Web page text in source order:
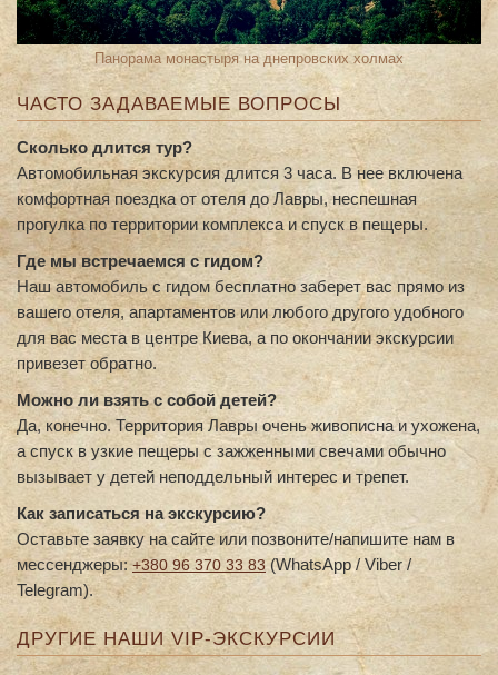
Панорама монастыря на днепровских холмах
ЧАСТО ЗАДАВАЕМЫЕ ВОПРОСЫ
Сколько длится тур?
Автомобильная экскурсия длится 3 часа. В нее включена
комфортная поездка от отеля до Лавры, неспешная
прогулка по территории комплекса и спуск в пещеры.
Где мы встречаемся с гидом?
Наш автомобиль с гидом бесплатно заберет вас прямо из
вашего отеля, апартаментов или любого другого удобного
для вас места в центре Киева, а по окончании экскурсии
привезет обратно.
Можно ли взять с собой детей?
Да, конечно. Территория Лавры очень живописна и ухожена,
а спуск в узкие пещеры с зажженными свечами обычно
вызывает у детей неподдельный интерес и трепет.
Как записаться на экскурсию?
Оставьте заявку на сайте или позвоните/напишите нам в
мессенджеры:+380 96 370 33 83(WhatsApp / Viber /
Telegram).
ДРУГИЕ НАШИ VIP-ЭКСКУРСИИ